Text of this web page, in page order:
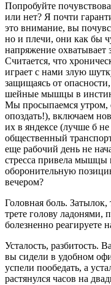
Попробуйте
или нет? Я почти
это внимание, вы
но и плечи, они как бы
напряжение охватывает
Считается, что
играет с нами злую
защищаясь от
шейные мышцы в
Мы просыпаемся утром,
опоздать!), включаем
их в яндексе (лучше б
общественный
еще рабочий день не
стресса привела мышцы
оборонительную
вечером?
Головная боль.
трете голову ладонями,
болезненно реагируете
Усталость, разбитость.
вы сидели в удобном
успели пообедать, а
растянулся часов на